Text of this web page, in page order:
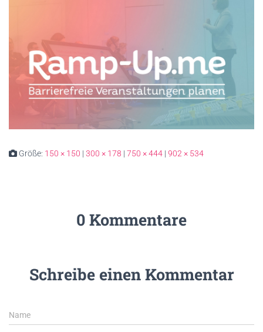
Größe: 150 × 150 | 300 × 178 | 750 × 444 | 902 × 534
0 Kommentare
Schreibe einen Kommentar
Name